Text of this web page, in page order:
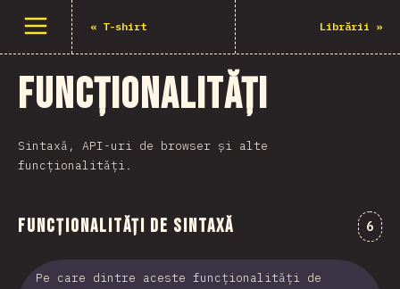
Deschide meniu
« T-shirt Librării »
Funcționalități
Sintaxă, API-uri de browser și alte
funcționalități.
Funcționalități de sintaxă 6
Pe care dintre aceste funcționalități de